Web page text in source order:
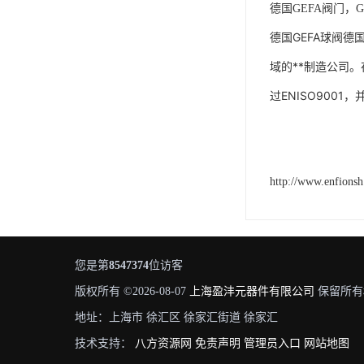
德国 GEFA阀门，
德国GEFA球阀德
域的**制造公司。
过ENISO9001，
http://
您是第8547374位访客
版权所有 ©2026-08-07 上海盈沣元器件有限公司 保留所
地址：上海市 徐汇区 徐家汇街道 徐家汇
技术支持： 八方资源网 免责声明 管理员入口 网站地图